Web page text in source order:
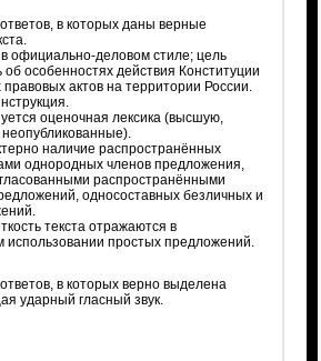
в которых даны верные
официально-деловом стиле; цель
особенностях действия Конституции
актов на территории России.
оценочная лексика (высшую,
наличие распространённых
однородных членов предложения,
распространёнными
односоставных безличных и
текста отражаются в
использовании простых предложений.
в которых верно выделена
ударный гласный звук.